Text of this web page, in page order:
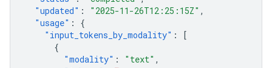
"updated" : "2025-11-26T12:25:15Z" ,
"usage" :
{
"input_tokens_by_modality" :
[
{
"modality" : "text" ,